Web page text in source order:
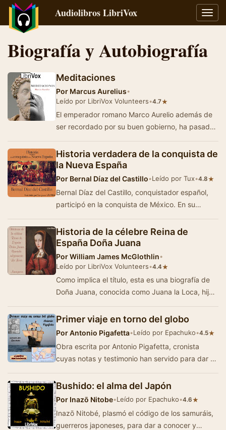
Audiolibros LibriVox
Biografía y Autobiografía
Meditaciones
Por Marcus Aurelius•
Leído por LibriVox Volunteers•4.7★
El emperador romano Marco Aurelio además de
ser recordado por su buen gobierno, ha pasado
Historia verdadera de la conquista de
la Nueva España
Por Bernal Díaz del Castillo•Leído por Tux•4.8★
Bernal Díaz del Castillo, conquistador español,
participó en la conquista de México. En su
Historia de la célebre Reina de
España Doña Juana
PorWilliam James McGlothlin•
Leído por LibriVox Volunteers•4.4★
Como implica el título, esta es una biografía de
Doña Juana, conocida como Juana la Loca, hija
Primer viaje en torno del globo
PorAntonio Pigafetta•Leído por Epachuko•4.5★
Obra escrita por Antonio Pigafetta, cronista
cuyas notas y testimonio han servido para dar a
circunnavegaci&oa…
Bushido: el alma del Japón
Por Inazō Nitobe•Leído por Epachuko•4.6★
Inazō Nitobé, plasmó el código de los samuráis,
guerreros japoneses, para dar a conocer y